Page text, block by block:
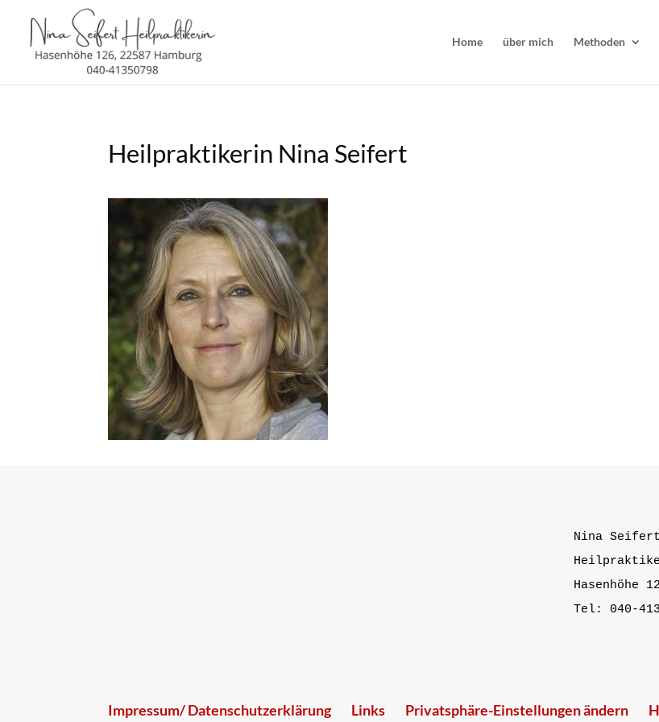
Home über mich Methoden
Heilpraktikerin Nina Seifert
Nina Seifert
Hasenhöhe
Tel: 040-
Impressum/ Datenschutzerklärung Links Privatsphäre-Einstellungen ändern